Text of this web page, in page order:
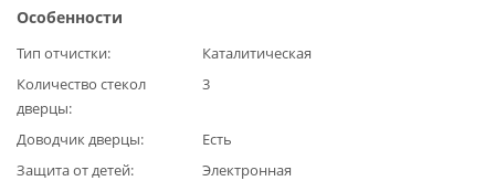
Особенности
Тип отчистки
Каталитическая
Количество стекол
дверцы
3
Доводчик дверцы
Есть
Защита от детей
Электронная